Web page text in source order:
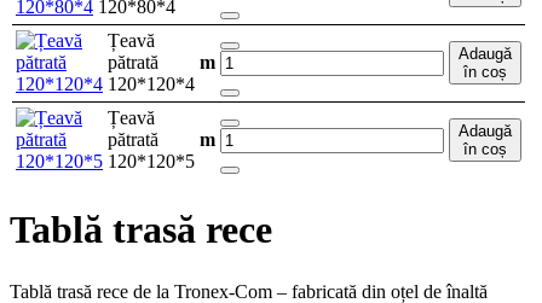
120*80*4
Țeavă
pătrată
120*120*4
m
Adaugă
în coș
Țeavă
pătrată
120*120*5
m
Adaugă
în coș
Tablă trasă rece
Tablă trasă rece de la Tronex-Com – fabricată din oțel de înaltă